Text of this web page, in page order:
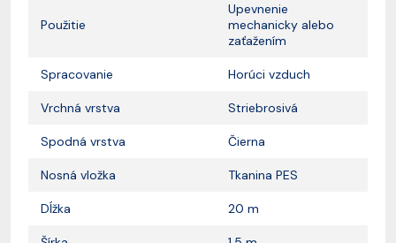
Použitie
Upevnenie
mechanicky alebo
zaťažením
Spracovanie Horúci vzduch
Vrchná vrstva Striebrosivá
Spodná vrstva Čierna
Nosná vložka Tkanina PES
Dĺžka 20 m